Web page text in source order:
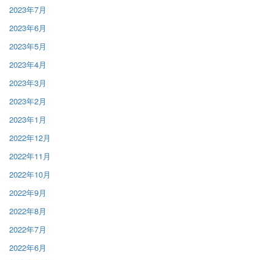
2023年7月
2023年6月
2023年5月
2023年4月
2023年3月
2023年2月
2023年1月
2022年12月
2022年11月
2022年10月
2022年9月
2022年8月
2022年7月
2022年6月